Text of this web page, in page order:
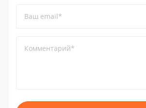
Ваш email*
Комментарий*